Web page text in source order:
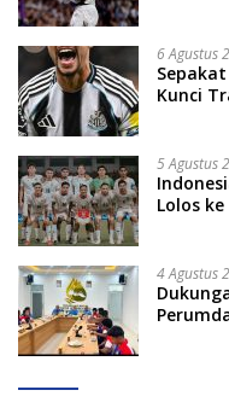
6 Agustus
Kunci
5 Agustus
Lolos ke
4 Agustus